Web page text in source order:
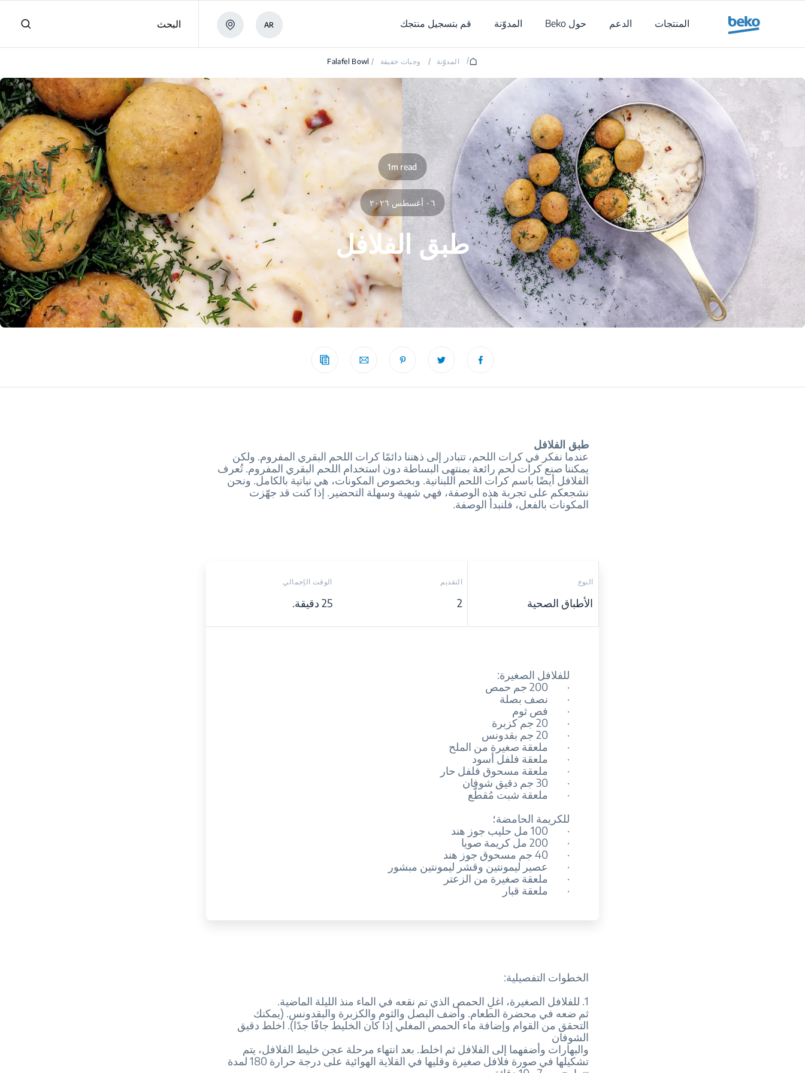
المنتجات
الدعم حول Beko المدوّنة قم بتسجيل منتجك AR البحث
/ المدوّنة / وجبات خفيفة /
Falafel Bowl
1m read
٠٦ أغسطس ٢٠٢٦
طبق الفلافل
طبق الفلافل
عندما نفكر في كرات اللحم، تتبادر إلى ذهننا دائمًا كرات اللحم البقري المفروم. ولكن
يمكننا صنع كرات لحم رائعة بمنتهى البساطة دون استخدام اللحم البقري المفروم. تُعرف
الفلافل أيضًا باسم كرات اللحم اللبنانية. وبخصوص المكونات، هي نباتية بالكامل. ونحن
نشجعكم على تجربة هذه الوصفة، فهي شهية وسهلة التحضير. إذا كنت قد جهّزت
المكونات بالفعل، فلنبدأ الوصفة.
النوع
الأطباق الصحية
التقديم
2
الوقت الإجمالي
25 دقيقة.
للفلافل الصغيرة:
· 200 جم حمص
· نصف بصلة
· فص ثوم
· 20 جم كزبرة
· 20 جم بقدونس
· ملعقة صغيرة من الملح
· ملعقة فلفل أسود
· ملعقة مسحوق فلفل حار
· 30 جم دقيق شوفان
· ملعقة شبت مُقطّع
للكريمة الحامضة؛
· 100 مل حليب جوز هند
· 200 مل كريمة صويا
· 40 جم مسحوق جوز هند
· عصير ليمونتين وقشر ليمونتين مبشور
· ملعقة صغيرة من الزعتر
· ملعقة قبار
الخطوات التفصيلية:
1. للفلافل الصغيرة، اغلِ الحمص الذي تم نقعه في الماء منذ الليلة الماضية.
ثم ضعه في محضرة الطعام. وأضف البصل والثوم والكزبرة والبقدونس. (يمكنك
التحقق من القوام وإضافة ماء الحمص المغلي إذا كان الخليط جافًا جدًا). اخلط دقيق
الشوفان
والبهارات وأضفهما إلى الفلافل ثم اخلط. بعد انتهاء مرحلة عجن خليط الفلافل، يتم
تشكيلها في صورة فلافل صغيرة وقليها في القلاية الهوائية على درجة حرارة 180 لمدة